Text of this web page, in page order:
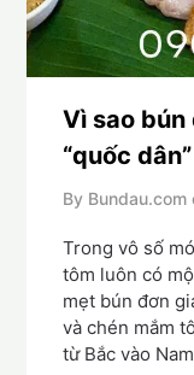
Vì sao bún
“quốc
By Bundau.com
Trong vô số
tôm luôn có
mẹt bún đơn
và chén mắm
từ Bắc vào